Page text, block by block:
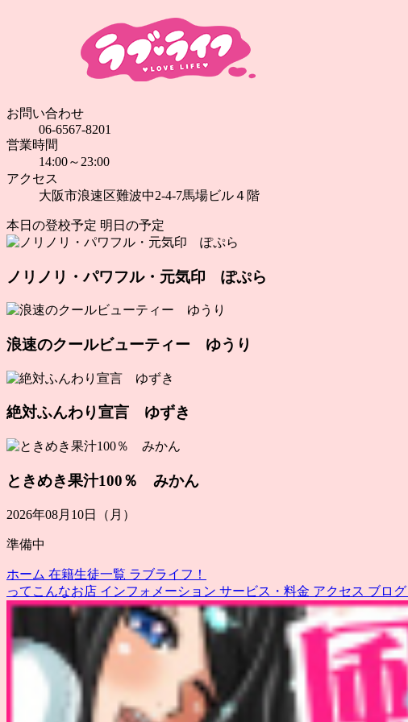
お問い合わせ
06-6567-8201
営業時間
14:00～23:00
アクセス
大阪市浪速区難波中2-4-7馬場ビル４階
本日の登校予定 明日の予定
ノリノリ・パワフル・元気印 ぽぷら
浪速のクールビューティー ゆうり
絶対ふんわり宣言 ゆずき
ときめき果汁100％ みかん
2026年08月10日（月）
準備中
ホーム 在籍生徒一覧 ラブライフ！
ってこんなお店 インフォメーション サービス・料金 アクセス ブログ